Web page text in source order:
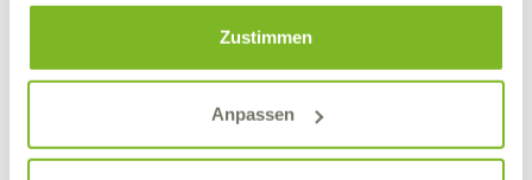
Zustimmen
Anpassen